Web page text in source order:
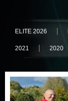
ELITE 2026
2021 2020